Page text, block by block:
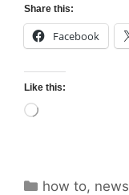
Share this:
Facebook
Like this:
Loading…
Categories
how to, news